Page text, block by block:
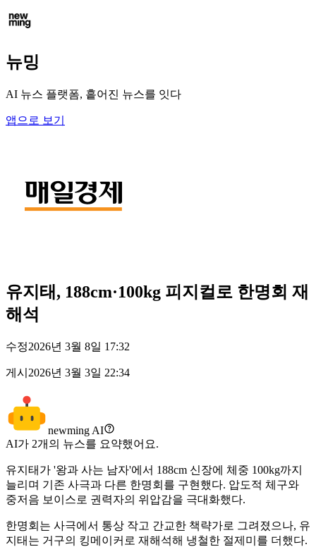
뉴밍
AI 뉴스 플랫폼, 흩어진 뉴스를 잇다
앱으로 보기
유지태, 188cm·100kg 피지컬로 한명회 재
해석
수정2026년 3월 8일 17:32
게시 2026년 3월 3일 22:34
newming AI
AI가 2개의 뉴스를 요약했어요.
유지태가 '왕과 사는 남자'에서 188cm 신장에 체중 100kg까지
늘리며 기존 사극과 다른 한명회를 구현했다. 압도적 체구와
중저음 보이스로 권력자의 위압감을 극대화했다.
한명회는 사극에서 통상 작고 간교한 책략가로 그려졌으나, 유
지태는 거구의 킹메이커로 재해석해 냉철한 절제미를 더했다.